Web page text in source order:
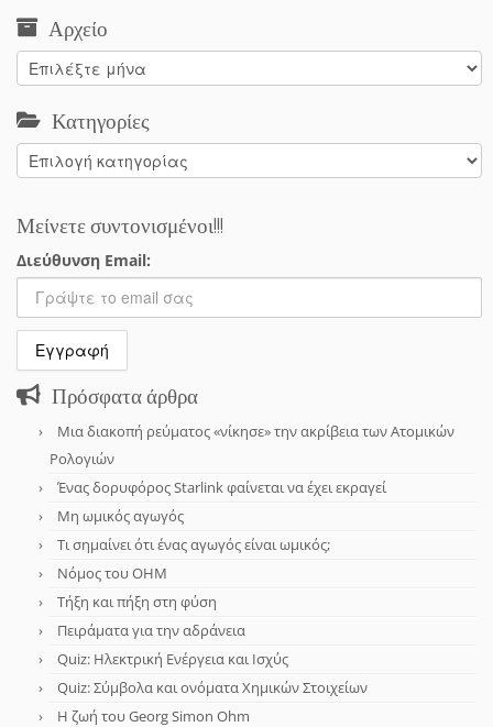
Αρχείο
Αρχείο
Κατηγορίες
Κατηγορίες
Μείνετε συντονισμένοι!!!
Διεύθυνση Email:
Πρόσφατα άρθρα
Μια διακοπή ρεύματος «νίκησε» την ακρίβεια των Ατομικών
Ρολογιών
Ένας δορυφόρος Starlink φαίνεται να έχει εκραγεί
Μη ωμικός αγωγός
Τι σημαίνει ότι ένας αγωγός είναι ωμικός;
Νόμος του OHM
Τήξη και πήξη στη φύση
Πειράματα για την αδράνεια
Quiz: Ηλεκτρική Ενέργεια και Ισχύς
Quiz: Σύμβολα και ονόματα Χημικών Στοιχείων
Η ζωή του Georg Simon Ohm